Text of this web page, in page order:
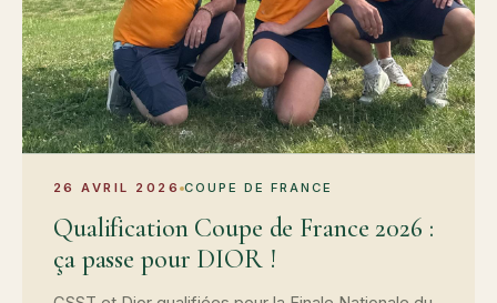
26 AVRIL 2026 COUPE DE FRANCE
Qualification Coupe de France 2026 :
ça passe pour DIOR !